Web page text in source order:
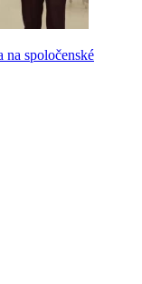
na spoločenské